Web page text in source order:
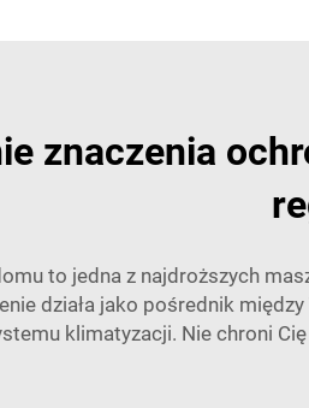
znaczenia
to jedna z najdroższych
działa jako pośrednik
klimatyzacji. Nie chroni